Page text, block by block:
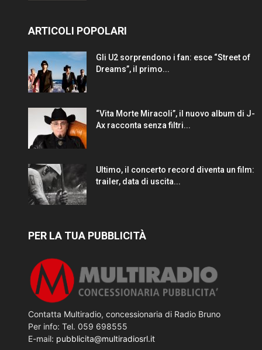
ARTICOLI POPOLARI
Gli U2 sorprendono i fan: esce “Street of
Dreams”, il primo...
“Vita Morte Miracoli”, il nuovo album di J-
Ax racconta senza filtri...
Ultimo, il concerto record diventa un film:
trailer, data di uscita...
PER LA TUA PUBBLICITÀ
Contatta Multiradio, concessionaria di Radio Bruno
Per info: Tel. 059 698555
E-mail: pubblicita@multiradiosrl.it